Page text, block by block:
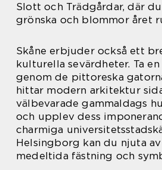
Slott och Trädgårdar, där
grönska och blommor året
Skåne erbjuder också ett
kulturella sevärdheter. Ta
genom de pittoreska
hittar modern arkitektur
välbevarade gammaldags
och upplev dess
charmiga
Helsingborg kan du njuta av
medeltida fästning och